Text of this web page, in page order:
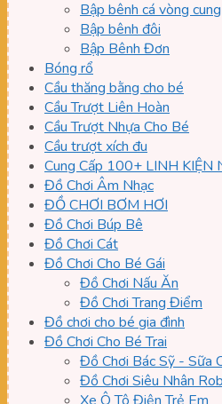
Bập bênh cá vòng cung
Bập bênh đôi
Bập Bênh Đơn
Bóng rổ
Cầu thăng bằng cho bé
Cầu Trượt Liên Hoàn
Cầu Trượt Nhựa Cho Bé
Cầu trượt xích đu
Cung Cấp 100+ LINH KIỆN
Đồ Chơi Âm Nhạc
ĐỒ CHƠI BƠM HƠI
Đồ Chơi Búp Bê
Đồ Chơi Cát
Đồ Chơi Cho Bé Gái
Đồ Chơi Nấu Ăn
Đồ Chơi Trang Điểm
Đồ chơi cho bé gia đình
Đồ Chơi Cho Bé Trai
Đồ Chơi Bác Sỹ - Sữa
Đồ Chơi Siêu Nhân